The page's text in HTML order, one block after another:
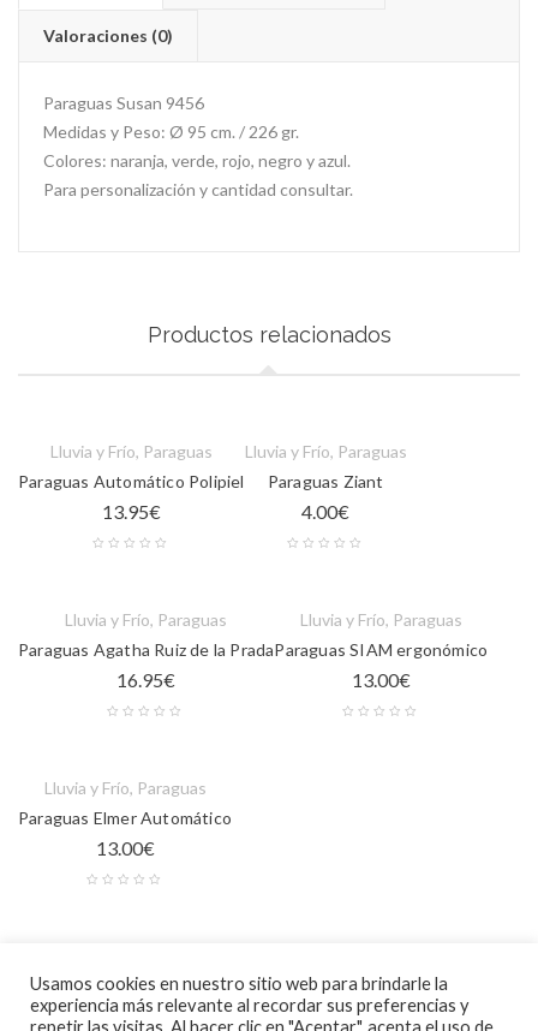
Valoraciones (0)
Paraguas Susan 9456
Medidas y Peso: Ø 95 cm. / 226 gr.
Colores: naranja, verde, rojo, negro y azul.
Para personalización y cantidad consultar.
Productos relacionados
Lluvia y Frío, Paraguas
Paraguas Automático Polipiel
13.95€
Lluvia y Frío, Paraguas
Paraguas Ziant
4.00€
Lluvia y Frío, Paraguas
Paraguas Agatha Ruiz de la Prada
16.95€
Lluvia y Frío, Paraguas
Paraguas SIAM ergonómico
13.00€
Lluvia y Frío, Paraguas
Paraguas Elmer Automático
13.00€
Paraguas Faldo
5.50€
Usamos cookies en nuestro sitio web para brindarle la
experiencia más relevante al recordar sus preferencias y
repetir las visitas. Al hacer clic en "Aceptar", acepta el uso de